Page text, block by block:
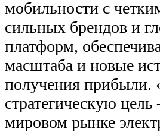
мобильности с
сильных брендов и
платформ,
масштаба и новые
получения прибыли.
стратегическую
мировом рынке